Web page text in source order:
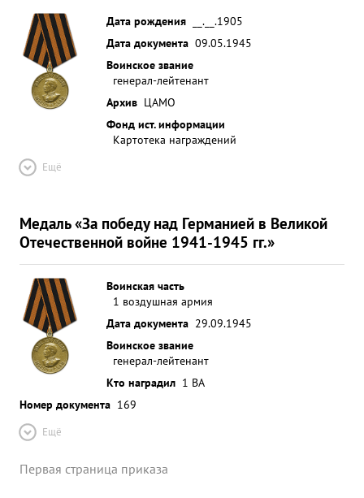
Дата рождения
__.__.1905
Дата документа 09.05.1945
Воинское звание
генерал-лейтенант
Архив ЦАМО
Фонд ист. информации
Картотека награждений
Ещё
Медаль «За победу над Германией в Великой
Отечественной войне 1941-1945 гг.»
Воинская часть
1 воздушная армия
Дата документа 29.09.1945
Воинское звание
генерал-лейтенант
Кто наградил 1 ВА
Номер документа 169
Ещё
Первая страница приказа